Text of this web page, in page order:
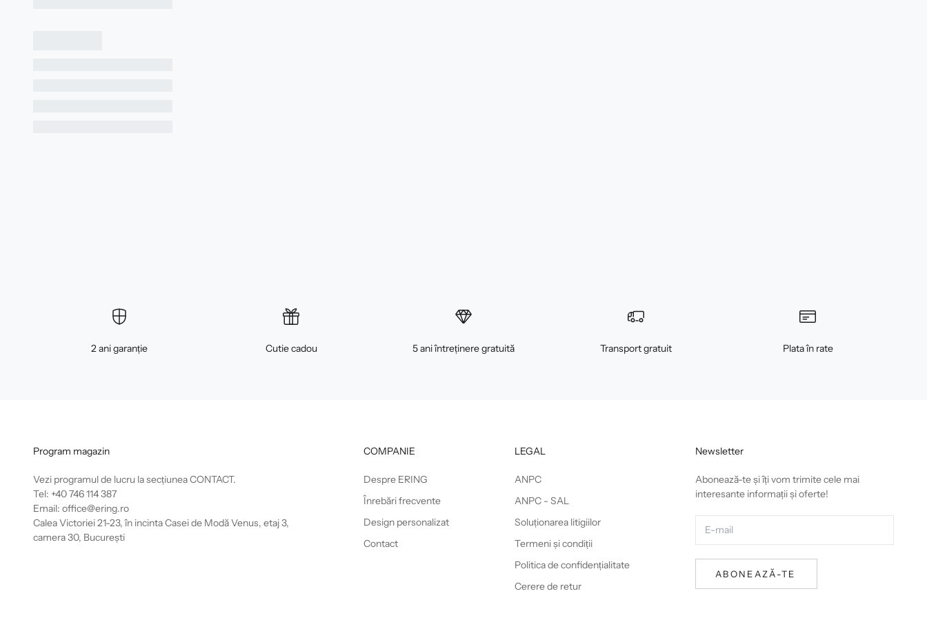
2 ani garanție Cutie cadou 5 ani întreținere gratuită Transport gratuit Plata în rate
Program magazin
Vezi programul de lucru la secțiuneaCONTACT.
Tel: +40 746 114 387
Email: office@ering.ro
Calea Victoriei 21-23, în incinta Casei de Modă Venus, etaj 3,
camera 30, București
COMPANIE
Despre ERING
Înrebări frecvente
Design personalizat
Contact
LEGAL
ANPC
ANPC - SAL
Soluționarea litigiilor
Termeni și condiții
Politica de confidențialitate
Cerere de retur
Newsletter
Abonează-te și îți vom trimite cele mai
interesante informații și oferte!
ABONEAZĂ-TE